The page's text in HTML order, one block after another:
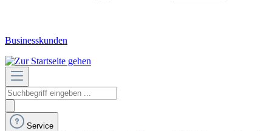
Businesskunden
Service